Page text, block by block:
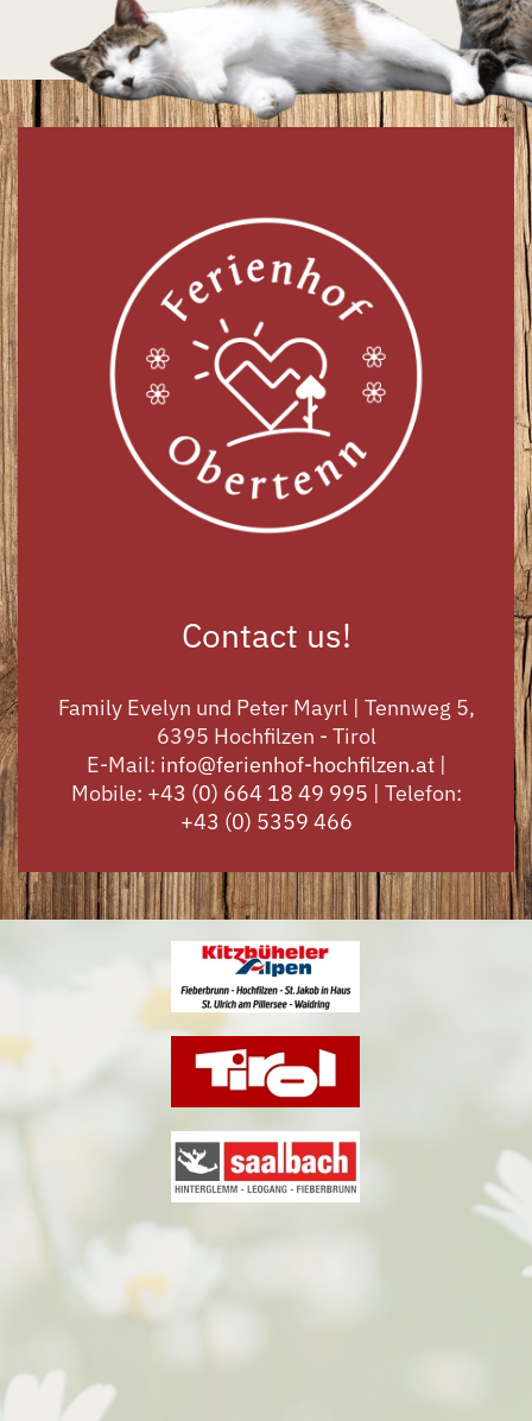
Contact us!
Family Evelyn und Peter Mayrl | Tennweg 5,
6395 Hochfilzen - Tirol
E-Mail: info@ferienhof-hochfilzen.at|
Mobile: +43 (0) 664 18 49 995 | Telefon:
+43 (0) 5359 466